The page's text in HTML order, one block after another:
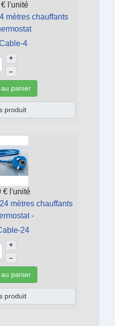
l'unité
mètres chauffants
4
+
–
panier
produit
€ l'unité
mètres chauffants
-
24
+
–
panier
produit